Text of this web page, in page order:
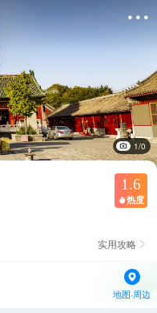

1/0
1.6
 热度
实用攻略 
地图·周边